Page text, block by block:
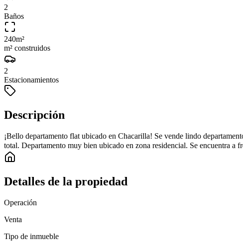
2
Baños
240m²
m² construidos
2
Estacionamientos
Descripción
¡Bello departamento flat ubicado en Chacarilla! Se vende lindo
total. Departamento muy bien ubicado en zona residencial. Se encuentra a
Detalles de la propiedad
Operación
Venta
Tipo de inmueble